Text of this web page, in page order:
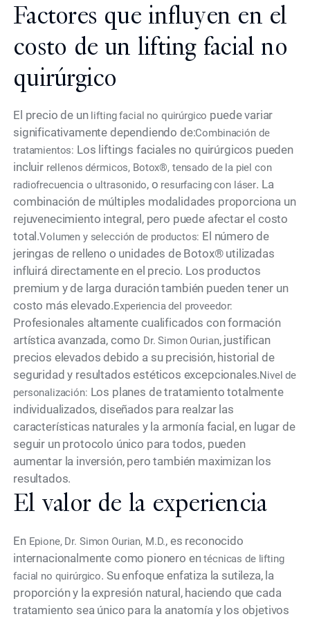
Factores que influyen en el
costo de un lifting facial no
quirúrgico
El precio de un lifting facial no quirúrgico puede variar
significativamente dependiendo de:Combinación de
tratamientos: Los liftings faciales no quirúrgicos pueden
incluir rellenos dérmicos, Botox®, tensado de la piel con
radiofrecuencia o ultrasonido, o resurfacing con láser. La
combinación de múltiples modalidades proporciona un
rejuvenecimiento integral, pero puede afectar el costo
total.Volumen y selección de productos: El número de
jeringas de relleno o unidades de Botox® utilizadas
influirá directamente en el precio. Los productos
premium y de larga duración también pueden tener un
costo más elevado.Experiencia del proveedor:
Profesionales altamente cualificados con formación
artística avanzada, como Dr. Simon Ourian, justifican
precios elevados debido a su precisión, historial de
seguridad y resultados estéticos excepcionales.Nivel de
personalización: Los planes de tratamiento totalmente
individualizados, diseñados para realzar las
características naturales y la armonía facial, en lugar de
seguir un protocolo único para todos, pueden
aumentar la inversión, pero también maximizan los
resultados.
El valor de la experiencia
En Epione, Dr. Simon Ourian, M.D., es reconocido
internacionalmente como pionero entécnicas de lifting
facial no quirúrgico. Su enfoque enfatiza la sutileza, la
proporción y la expresión natural, haciendo que cada
tratamiento sea único para la anatomía y los objetivos